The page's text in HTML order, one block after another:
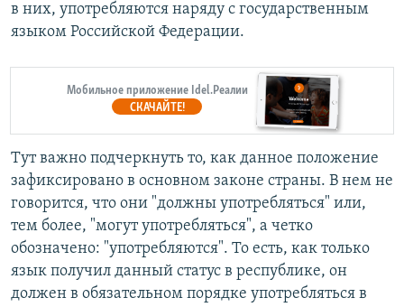
в них, употребляются наряду с государственным
языком Российской Федерации.
Мобильное приложение Idel.Реалии
СКАЧАЙТЕ!
Тут важно подчеркнуть то, как данное положение
зафиксировано в основном законе страны. В нем не
говорится, что они "должны употребляться" или,
тем более, "могут употребляться", а четко
обозначено: "употребляются". То есть, как только
язык получил данный статус в республике, он
должен в обязательном порядке употребляться в